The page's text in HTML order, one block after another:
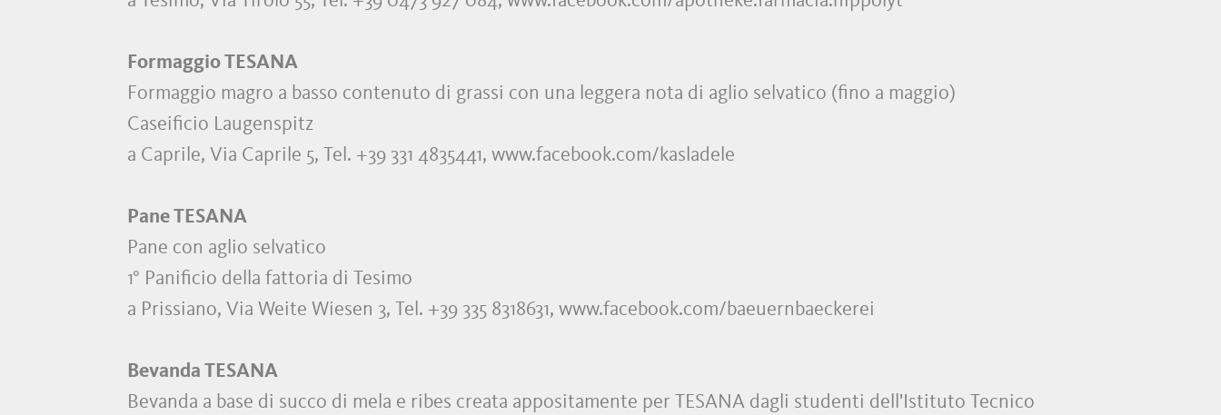
Formaggio TESANA
Formaggio magro a basso contenuto di grassi con una leggera nota di aglio selvatico (fino a maggio)
Caseificio Laugenspitz
a Caprile, Via Caprile 5, Tel. +39 331 4835441, www.facebook.com/kasladele
Pane TESANA
Pane con aglio selvatico
1° Panificio della fattoria di Tesimo
a Prissiano, Via Weite Wiesen 3, Tel. +39 335 8318631, www.facebook.com/baeuernbaeckerei
Bevanda TESANA
Bevanda a base di succo di mela e ribes creata appositamente per TESANA dagli studenti dell'Istituto Tecnico